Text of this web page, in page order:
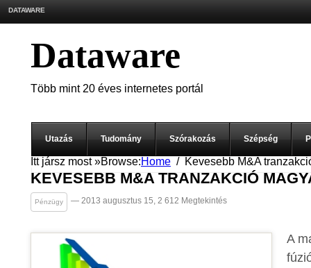
DATAWARE
Dataware
Több mint 20 éves internetes portál
Utazás Tudomány Szórakozás Szépség
Itt jársz most »Browse:Home Kevesebb M&A
KEVESEBB M&A TRANZAKCIÓ
Pénzügy — 2013 augusztus 15, 2 612 Megtekintés
A